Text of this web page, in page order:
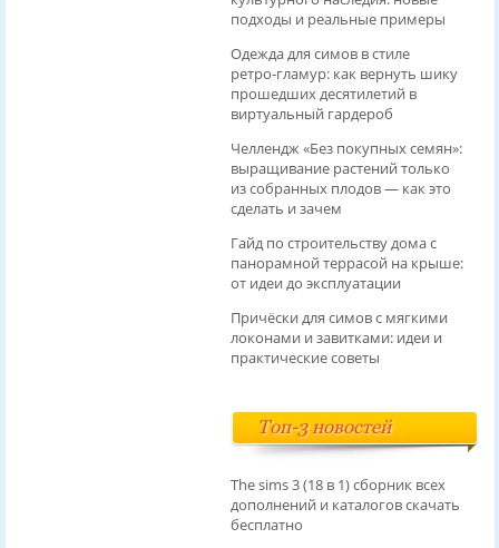
подходы и реальные примеры
Одежда для симов в стиле
ретро‑гламур: как вернуть шику
прошедших десятилетий в
виртуальный гардероб
Челлендж «Без покупных семян»:
выращивание растений только
из собранных плодов — как это
сделать и зачем
Гайд по строительству дома с
панорамной террасой на крыше:
от идеи до эксплуатации
Причёски для симов с мягкими
локонами и завитками: идеи и
практические советы
Топ-3 новостей
The sims 3 (18 в 1) сборник всех
дополнений и каталогов скачать
бесплатно